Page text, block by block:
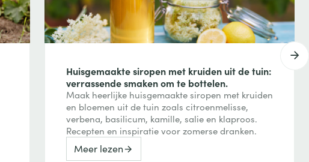
Huisgemaakte siropen met kruiden uit de tuin:
verrassende smaken om te bottelen.
Maak heerlijke huisgemaakte siropen met kruiden
en bloemen uit de tuin zoals citroenmelisse,
verbena, basilicum, kamille, salie en klaproos.
Recepten en inspiratie voor zomerse dranken.
Meer lezen